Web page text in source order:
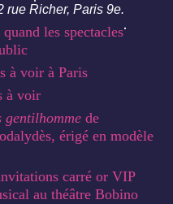
rue Richer, Paris 9e.
les spectacles
à voir à Paris
à voir
gentilhomme de
érigé en modèle
carré or VIP
au théâtre Bobino